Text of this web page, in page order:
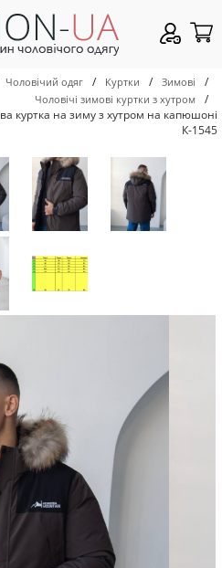
Чоловічий одяг / Куртки / Зимові /
Чоловічі зимові куртки з хутром
/
куртка на зиму з хутром на капюшоні
К-1545